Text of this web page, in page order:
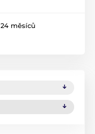
24 měsíců